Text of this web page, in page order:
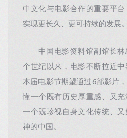
中文化与电影合作的重要平
实现更长久、更可持续的发展。
中国电影资料馆副馆长林
个世纪以来，电影不断拉近中
本届电影节期望通过6部影片
懂一个既有历史厚重感、又充
一个既珍视自身文化传统、
神的中国。